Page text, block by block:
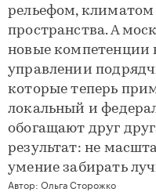
рельефом,
пространства. А
новые компетенции
управлении
которые теперь
локальный и
обогащают друг
результат: не
умение забирать
Автор: Ольга Сторожко